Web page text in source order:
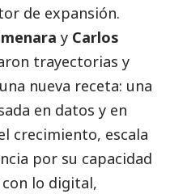
de expansión.
y Carlos
trayectorias y
nueva receta: una
en datos y en
crecimiento, escala
por su capacidad
lo digital,